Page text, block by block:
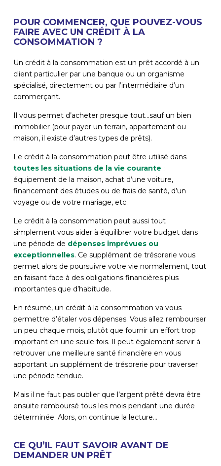
POUR COMMENCER, QUE POUVEZ-VOUS
FAIRE AVEC UN CRÉDIT À LA
CONSOMMATION ?
Un crédit à la consommation est un prêt accordé à un
client particulier par une banque ou un organisme
spécialisé, directement ou par l’intermédiaire d’un
commerçant.
Il vous permet d’acheter presque tout…sauf un bien
immobilier (pour payer un terrain, appartement ou
maison, il existe d’autres types de prêts).
Le crédit à la consommation peut être utilisé dans
toutes les situations de la vie courante :
équipement de la maison, achat d’une voiture,
financement des études ou de frais de santé, d’un
voyage ou de votre mariage, etc.
Le crédit à la consommation peut aussi tout
simplement vous aider à équilibrer votre budget dans
une période de dépenses imprévues ou
exceptionnelles. Ce supplément de trésorerie vous
permet alors de poursuivre votre vie normalement, tout
en faisant face à des obligations financières plus
importantes que d’habitude.
En résumé, un crédit à la consommation va vous
permettre d’étaler vos dépenses. Vous allez rembourser
un peu chaque mois, plutôt que fournir un effort trop
important en une seule fois. Il peut également servir à
retrouver une meilleure santé financière en vous
apportant un supplément de trésorerie pour traverser
une période tendue.
Mais il ne faut pas oublier que l’argent prêté devra être
ensuite remboursé tous les mois pendant une durée
déterminée. Alors, on continue la lecture…
CE QU’IL FAUT SAVOIR AVANT DE
DEMANDER UN PRÊT